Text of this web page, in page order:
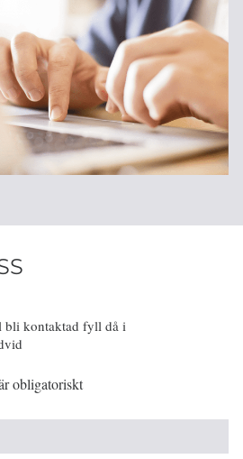
bli kontaktad fyll då i
obligatoriskt